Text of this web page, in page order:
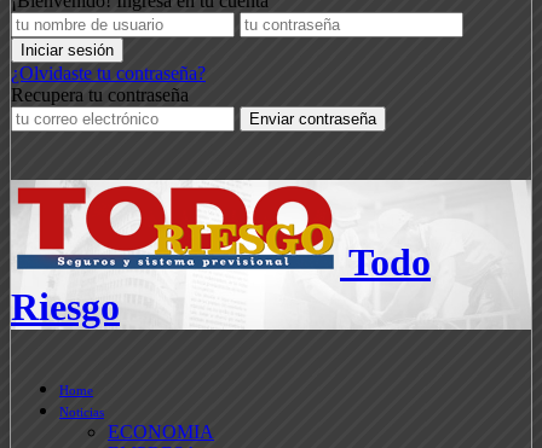
¿Olvidaste tu contraseña?
Recupera tu contraseña
Todo
Riesgo
Home
Noticias
ECONOMIA